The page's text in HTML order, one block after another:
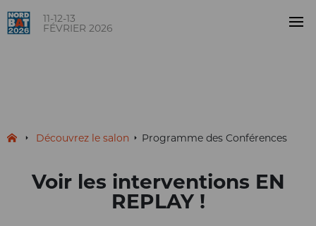
11-12-13
FÉVRIER 2026
Découvrez le salon Programme des Conférences
Voir les interventions EN
REPLAY!